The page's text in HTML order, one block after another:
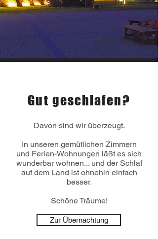
Gut geschlafen?
Davon sind wir überzeugt.
In unseren gemütlichen Zimmern
und Ferien-Wohnungen läßt es sich
wunderbar wohnen... und der Schlaf
auf dem Land ist ohnehin einfach
besser.
Schöne Träume!
Zur Übernachtung